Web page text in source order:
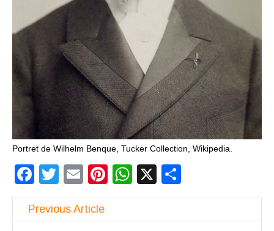
Portret de Wilhelm Benque, Tucker Collection, Wikipedia.
Facebook
Twitter
EmailPinterest
WhatsApp
X
Previous Article